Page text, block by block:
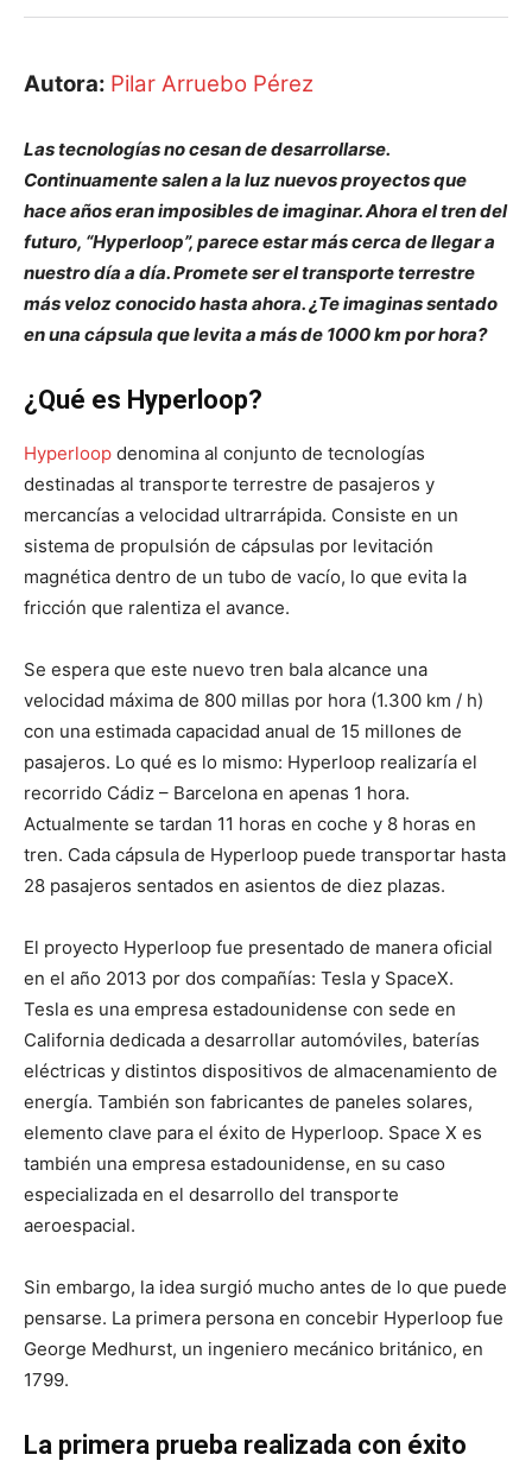
Autora: Pilar Arruebo Pérez
Las tecnologías no cesan de desarrollarse.
Continuamente salen a la luz nuevos proyectos que
hace años eran imposibles de imaginar. Ahora el tren del
futuro, “Hyperloop”, parece estar más cerca de llegar a
nuestro día a día. Promete ser el transporte terrestre
más veloz conocido hasta ahora. ¿Te imaginas sentado
en una cápsula que levita a más de 1000 km por hora?
¿Qué es Hyperloop?
Hyperloop denomina al conjunto de tecnologías
destinadas al transporte terrestre de pasajeros y
mercancías a velocidad ultrarrápida. Consiste en un
sistema de propulsión de cápsulas por levitación
magnética dentro de un tubo de vacío, lo que evita la
fricción que ralentiza el avance.
Se espera que este nuevo tren bala alcance una
velocidad máxima de 800 millas por hora (1.300 km / h)
con una estimada capacidad anual de 15 millones de
pasajeros. Lo qué es lo mismo: Hyperloop realizaría el
recorrido Cádiz – Barcelona en apenas 1 hora.
Actualmente se tardan 11 horas en coche y 8 horas en
tren. Cada cápsula de Hyperloop puede transportar hasta
28 pasajeros sentados en asientos de diez plazas.
El proyecto Hyperloop fue presentado de manera oficial
en el año 2013 por dos compañías: Tesla y SpaceX.
Tesla es una empresa estadounidense con sede en
California dedicada a desarrollar automóviles, baterías
eléctricas y distintos dispositivos de almacenamiento de
energía. También son fabricantes de paneles solares,
elemento clave para el éxito de Hyperloop. Space X es
también una empresa estadounidense, en su caso
especializada en el desarrollo del transporte
aeroespacial.
Sin embargo, la idea surgió mucho antes de lo que puede
pensarse. La primera persona en concebir Hyperloop fue
George Medhurst, un ingeniero mecánico británico, en
1799.
La primera prueba realizada con éxito